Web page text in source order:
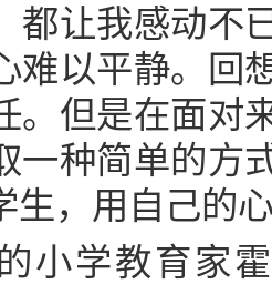
都让我感动不
难以平静。回
。但是在面对
一种简单的方
生，用自己的
小学教育家